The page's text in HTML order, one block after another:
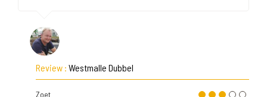
Review : Westmalle Dubbel
Zoet